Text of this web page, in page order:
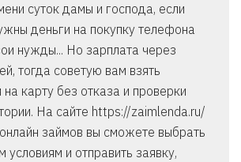
суток дамы и господа, если
деньги на покупку телефона
нужды... Но зарплата через
тогда советую вам взять
карту без отказа и проверки
На сайте https://zaimlenda.ru/
займов вы сможете выбрать
и отправить заявку,